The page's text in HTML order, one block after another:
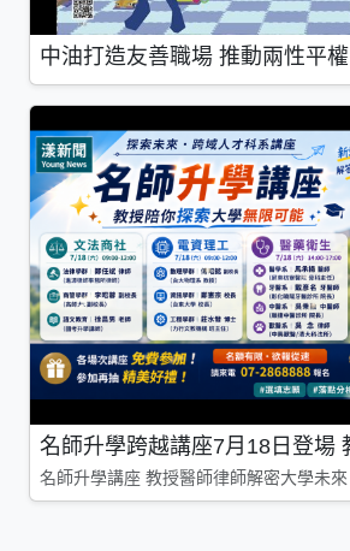
中油打造友善職場 推動兩性平權
名師升學跨越講座7月18日登場
名師升學講座 教授醫師律師解密大學未來